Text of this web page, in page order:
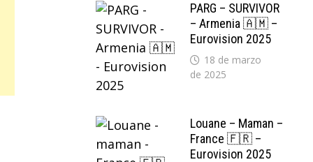
PARG – SURVIVOR
– Armenia 🇦🇲 –
Eurovision 2025
18 de marzo
de 2025
Louane – Maman –
France 🇫🇷 –
Eurovision 2025